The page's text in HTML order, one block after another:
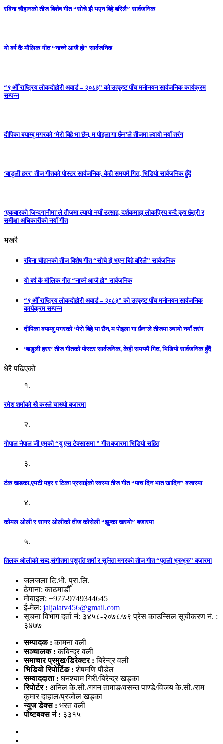
रबिना चौहानको तीज बिशेष गीत “सोचे झै भएन बिहे बरिलै” सार्वजनिक
यो बर्ष कै मौलिक गीत “नाच्ने आजै हो” सार्वजनिक
“९ औँ राष्ट्रिय लोकदोहोरी अवार्ड – २०८३” को उत्कृष्ट पाँच मनोनयन सार्वजनिक कार्यक्रम
सम्पन्न
दीपिका बयाम्बु मगरको ‘मेरो बिहे भा छैन, म पोइला गा छैन’ले तीजमा ल्यायो नयाँ तरंग
‘बाडुली हरर’ तीज गीतको पोस्टर सार्वजनिक, केही समयमै गित, भिडियो सार्वजनिक हुँदै
‘एकबारको जिन्दगानीमा’ले तीजमा ल्यायो नयाँ उत्साह, दर्शकमाझ लोकप्रिय बन्दै कृष छेत्री र
समीक्षा अधिकारीको नयाँ गीत
भखरै
रबिना चौहानको तीज बिशेष गीत “सोचे झै भएन बिहे बरिलै” सार्वजनिक
यो बर्ष कै मौलिक गीत “नाच्ने आजै हो” सार्वजनिक
“९ औँ राष्ट्रिय लोकदोहोरी अवार्ड – २०८३” को उत्कृष्ट पाँच मनोनयन सार्वजनिक
कार्यक्रम सम्पन्न
दीपिका बयाम्बु मगरको ‘मेरो बिहे भा छैन, म पोइला गा छैन’ले तीजमा ल्यायो नयाँ तरंग
‘बाडुली हरर’ तीज गीतको पोस्टर सार्वजनिक, केही समयमै गित, भिडियो सार्वजनिक हुँदै
धेरै पढिएको
१.
रमेश शर्माको खै कस्ले चाख्यो बजारमा
२.
गोपाल नेपाल जी एमको “यु एस टेक्सासमा ” गीत बजारमा भिडियो सहित
३.
टंक खडका,एमटी महर र टिका प्रसाईको स्वरमा तीज गीत “पाच दिन भात खादिन” बजारमा
४.
कोमल ओली र सागर ओलीको तीज कोसेली “झुम्का खस्यो” बजारमा
५.
तिलक ओलीको सब्द,संगीतमा पशुपति शर्मा र सुनिता मगरको तीज गीत “पुतली भुरुभुरु” बजारमा
जलजला टि.भी. प्रा.लि.
ठेगाना: काठमाडौँ
मोबाइल: +977-9749344645
ई-मेल: jaljalatv456@gmail.com
सूचना विभाग दर्ता नं: ३४५८-२०७८/७९ प्रेस काउन्सिल सूचीकरण नं. :
३४७७
सम्पादक :कामना वली
सञ्‍चालक : कबिन्द्र वली
समाचार प्रमुख/डिरेक्टर :बिरेन्द्र वली
भिडियो रिपोर्टिङ : शेषमणि पौडेल
सम्वाददाता :घनश्याम गिरी/बिरेन्द्र खड्का
रिपोर्टर : अनिल के.सी./गगन तामाङ/वसन्त पाण्डे/विजय के.सी./राम
कुमार दाहाल/प्रजोल खड्का
न्युज डेक्स : भरत वली
पोष्‍टबक्स नं : ३३१५